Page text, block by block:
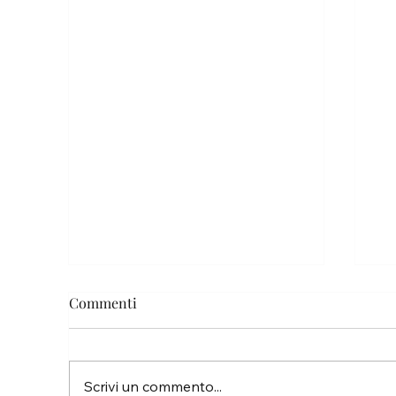
Commenti
Scrivi un commento...